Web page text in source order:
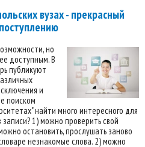
вузах - прекрасный
но
доступным. В
публикуют
и
поиском
найти много интересного для
1) можно проверить свой
остановить, прослушать заново
незнакомые слова. 2) можно